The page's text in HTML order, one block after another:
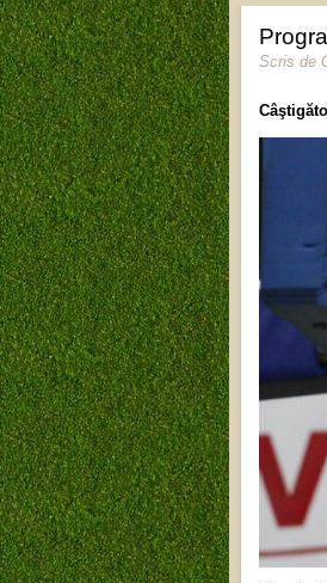
Scris de